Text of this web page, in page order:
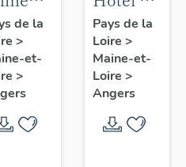
69 rue
de la
>
et-
>
maison
de
Cunault,
puis
maison
canoniale
Pays de la
Loire >
Maine-et-
Loire >
Angers